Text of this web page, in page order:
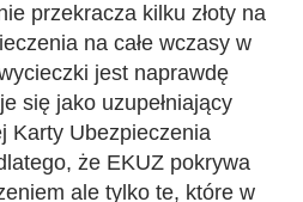
przekracza kilku złoty na
na całe wczasy w
jest naprawdę
się jako uzupełniający
Karty Ubezpieczenia
że EKUZ pokrywa
ale tylko te, które w